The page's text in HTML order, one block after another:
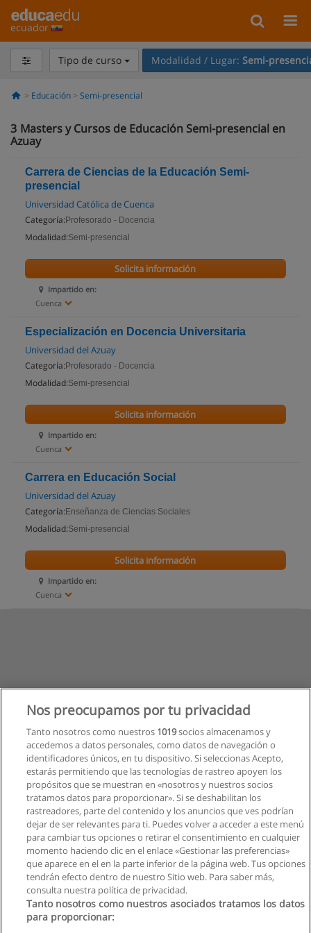
ecuador
Tipo de curso Modalidad / Lugar: Semi-
Educación Semi-presencial
3 Masters y Cursos de Educación Semi-presencial en
Azuay
Carrera de Ciencias de la Educación Semi-
presencial
Universidad Católica de Cuenca
Categoría: Profesorado - Docencia
Modalidad:Semi-presencial
Impartido en:
Cuenca
Solicita información
Especialización en Docencia Universitaria
Universidad del Azuay
Categoría: Profesorado - Docencia
Modalidad:Semi-presencial
Impartido en:
Cuenca
Solicita información
Carrera en Educación Social
Universidad del Azuay
Categoría: Enseñanza de Ciencias Sociales
Modalidad:Semi-presencial
Impartido en:
Cuenca
Solicita información
Nos preocupamos por tu privacidad
Tanto nosotros como nuestros 1019socios almacenamos y
accedemos a datos personales, como datos de navegación o
identificadores únicos, en tu dispositivo. Si seleccionas Acepto,
estarás permitiendo que las tecnologías de rastreo apoyen los
propósitos que se muestran en «nosotros y nuestros socios
tratamos datos para proporcionar». Si se deshabilitan los
rastreadores, parte del contenido y los anuncios que ves podrían
dejar de ser relevantes para ti. Puedes volver a acceder a este menú
para cambiar tus opciones o retirar el consentimiento en cualquier
momento haciendo clic en el enlace «Gestionar las preferencias»
que aparece en el en la parte inferior de la página web. Tus opciones
tendrán efecto dentro de nuestro Sitio web. Para saber más,
consulta nuestra política de privacidad.
Tanto nosotros como nuestros asociados tratamos los datos
para proporcionar: